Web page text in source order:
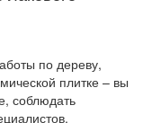
по дереву,
плитке – вы
соблюдать